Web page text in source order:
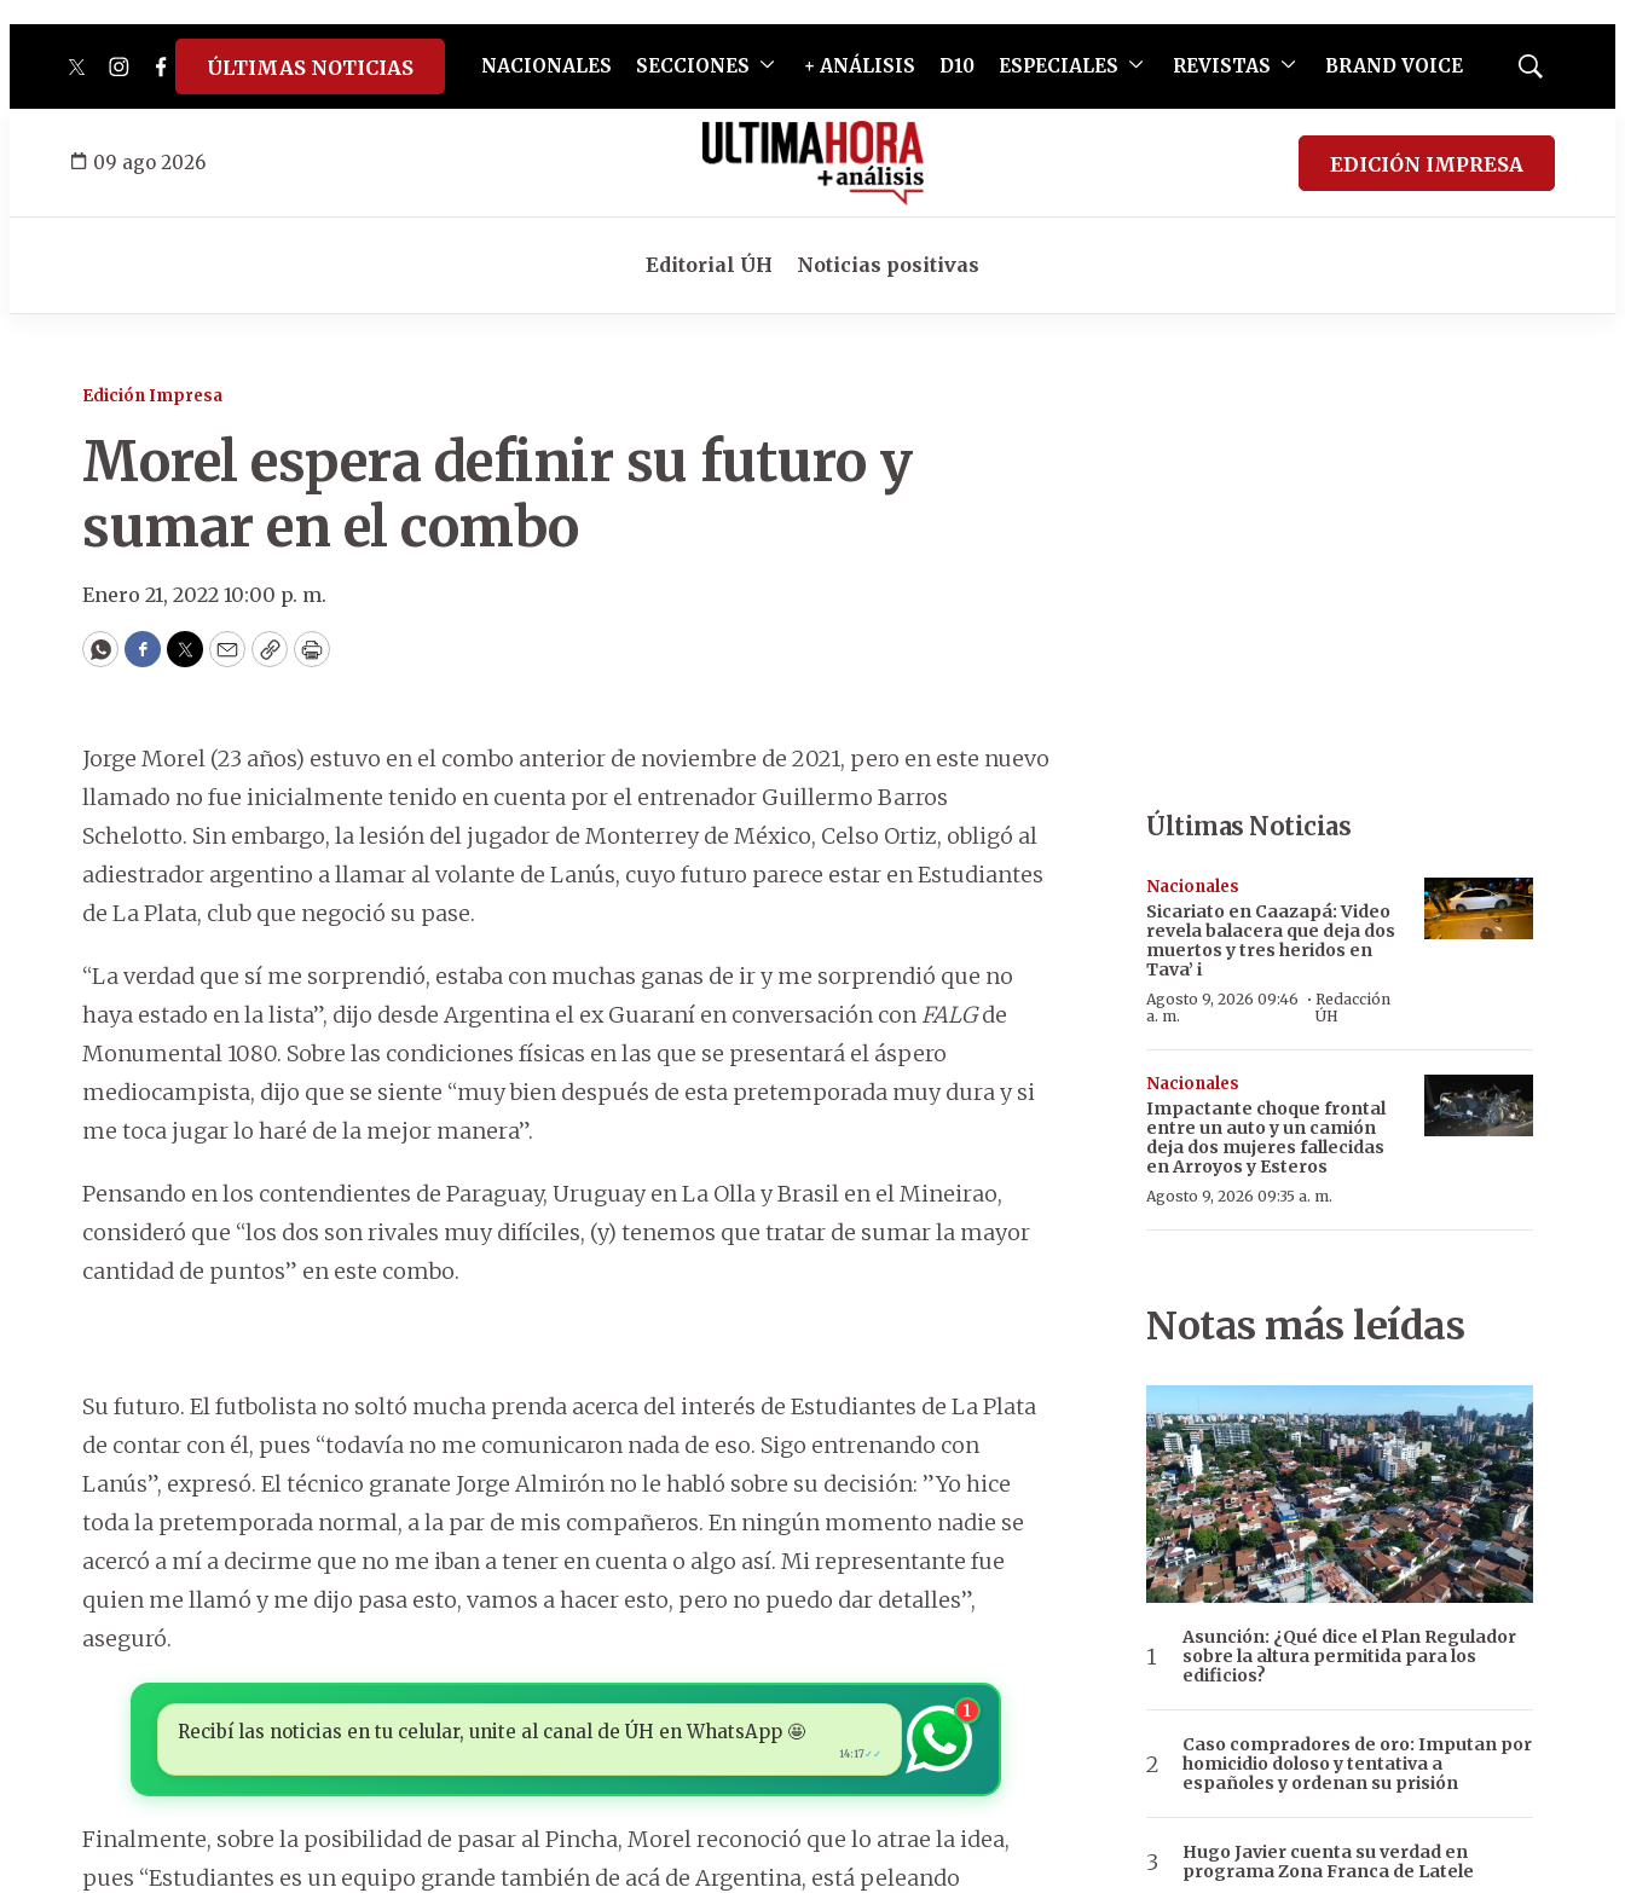
twitterinstagram
facebook
tiktokyoutube
spotify
ÚLTIMAS NOTICIAS NACIONALES SECCIONES + ANÁLISIS D10 ESPECIALES REVISTAS BRAND VOICE
Mostrar
09 ago 2026 EDICIÓN IMPRESA
Editorial ÚH Noticias positivas
Edición Impresa
Morel espera definir su futuro y
sumar en el combo
Enero 21, 2022 10:00 p. m.
WhatsApp
Facebook
Twitter
EmailCopyPrint
Jorge Morel (23 años) estuvo en el combo anterior de noviembre de 2021, pero en este nuevo
llamado no fue inicialmente tenido en cuenta por el entrenador Guillermo Barros
Schelotto. Sin embargo, la lesión del jugador de Monterrey de México, Celso Ortiz, obligó al
adiestrador argentino a llamar al volante de Lanús, cuyo futuro parece estar en Estudiantes
de La Plata, club que negoció su pase.
“La verdad que sí me sorprendió, estaba con muchas ganas de ir y me sorprendió que no
haya estado en la lista”, dijo desde Argentina el ex Guaraní en conversación con FALGde
Monumental 1080. Sobre las condiciones físicas en las que se presentará el áspero
mediocampista, dijo que se siente “muy bien después de esta pretemporada muy dura y si
me toca jugar lo haré de la mejor manera”.
Pensando en los contendientes de Paraguay, Uruguay en La Olla y Brasil en el Mineirao,
consideró que “los dos son rivales muy difíciles, (y) tenemos que tratar de sumar la mayor
cantidad de puntos” en este combo.
Su futuro. El futbolista no soltó mucha prenda acerca del interés de Estudiantes de La Plata
de contar con él, pues “todavía no me comunicaron nada de eso. Sigo entrenando con
Lanús”, expresó. El técnico granate Jorge Almirón no le habló sobre su decisión: ”Yo hice
toda la pretemporada normal, a la par de mis compañeros. En ningún momento nadie se
acercó a mí a decirme que no me iban a tener en cuenta o algo así. Mi representante fue
quien me llamó y me dijo pasa esto, vamos a hacer esto, pero no puedo dar detalles”,
aseguró.
Recibí las noticias en tu celular, unite al canal de ÚH en WhatsApp 🤩
14:17✓✓
1
Finalmente, sobre la posibilidad de pasar al Pincha, Morel reconoció que lo atrae la idea,
pues “Estudiantes es un equipo grande también de acá de Argentina, está peleando
Últimas Noticias
Nacionales
Sicariato en Caazapá: Video
revela balacera que deja dos
muertos y tres heridos en
Tava’ i
Agosto 9, 2026 09:46
a. m.
·Redacción
ÚH
Nacionales
Impactante choque frontal
entre un auto y un camión
deja dos mujeres fallecidas
en Arroyos y Esteros
Agosto 9, 2026 09:35 a. m.
Notas más leídas
Asunción: ¿Qué dice el Plan Regulador
sobre la altura permitida para los
edificios?
Caso compradores de oro: Imputan por
homicidio doloso y tentativa a
españoles y ordenan su prisión
Hugo Javier cuenta su verdad en
programa Zona Franca de Latele